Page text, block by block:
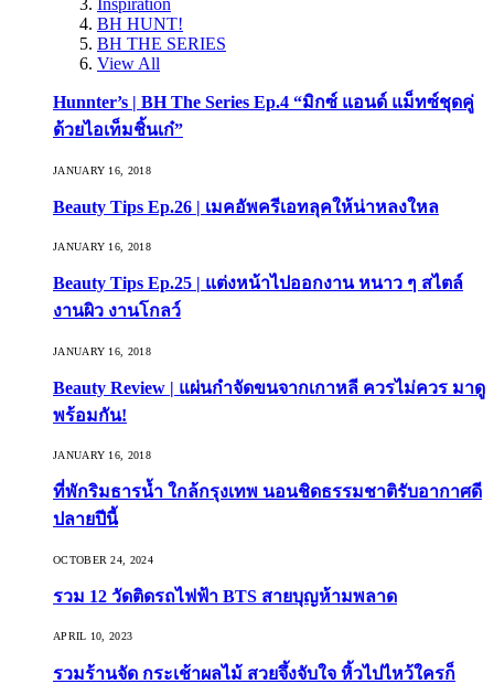
Inspiration
BH HUNT!
BH THE SERIES
View All
Hunnter’s | BH The Series Ep.4 “มิกซ์ แอนด์ แม็ทซ์ชุดคู่
ด้วยไอเท็มชิ้นเก๋”
JANUARY 16, 2018
Beauty Tips Ep.26 | เมคอัพครีเอทลุคให้น่าหลงใหล
JANUARY 16, 2018
Beauty Tips Ep.25 | แต่งหน้าไปออกงาน หนาว ๆ สไตล์
งานผิว งานโกลว์
JANUARY 16, 2018
Beauty Review | แผ่นกำจัดขนจากเกาหลี ควรไม่ควร มาดู
พร้อมกัน!
JANUARY 16, 2018
ที่พักริมธารน้ำ ใกล้กรุงเทพ นอนชิดธรรมชาติรับอากาศดี
ปลายปีนี้
OCTOBER 24, 2024
รวม 12 วัดติดรถไฟฟ้า BTS สายบุญห้ามพลาด
APRIL 10, 2023
รวมร้านจัด กระเช้าผลไม้ สวยจึ้งจับใจ หิ้วไปไหว้ใครก็